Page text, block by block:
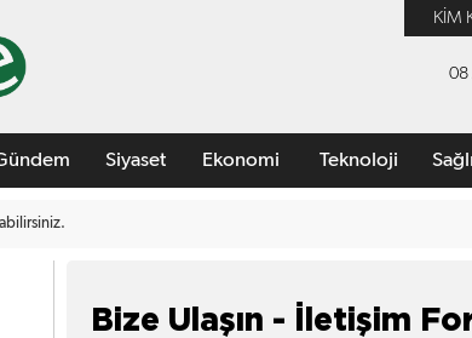
KİM
08
Siyaset Ekonomi Teknoloji
Bize Ulaşın - İletişim